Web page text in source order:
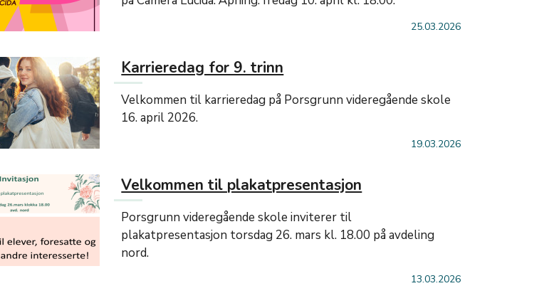
25.03.2026
Karrieredag for 9. trinn
Velkommen til karrieredag på Porsgrunn videregående skole
16. april 2026.
19.03.2026
Velkommen til plakatpresentasjon
Porsgrunn videregående skole inviterer til
plakatpresentasjon torsdag 26. mars kl. 18.00 på avdeling
nord.
13.03.2026